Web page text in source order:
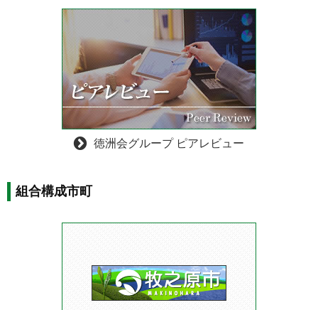
徳洲会グループ ピアレビュー
組合構成市町